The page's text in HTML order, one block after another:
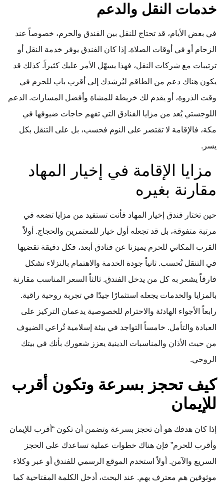
خدمات النقل والدعم
في بعض الأيام، قد تحتاج للنقل بين الفندق والحرم، خصوصاً عند
الزحام أو في أوقات الصلاة. إذا كان الفندق يوفر خدمة النقل أو
ترتيبات مع شركات النقل، فهذا يسهّل الأمر عليك كثيراً. كذلك قد
يكون هناك دعم من الطاقم ليُرشدك إلى أقرب باب للحرم في
وقت الذروة، أو يقدم لك خريطة للمشاة وأفضل المسارات. الدعم
اللوجستي يُعد من مزايا الفنادق التي تفهم حاجات ضيوفها في
مكة، فالإقامة لا تقتصر على النوم فحسب، بل على التنقل بكل
يسر.
مزايا الإقامة في إخيار المهاد
مقارنة بغيره
حين تختار فندق إخيار المهاد فأنت تستفيد من مزايا تضعه في
مرتبة متفوقة، بل قد تجعله أول خيار للمعتمرين والحجاج. أولاً
القرب المكاني للحرم يميزنا عن فنادق أبعد، فكل دقيقة تقضيها
في التنقل تُحسب. ثانياً جودة الخدمة والاهتمام بالنزلاء تشكل
فارقاً يشعر به كل من يدخل الفندق. ثالثاً السعر المناسب مقارنة
بالمزايا والخدمات يجعله استثمارًا جيدًا في تجربة روحية راقية.
رابعاً الأجواء الهادئة والاحترام للخصوصية يدعمان التركيز على
العبادة والتأمل. خامساً التواجد في بيئة إسلامية تُراعي الضيوف
من حيث الأذان والمناسبات الدينية يعزز شعورك بأنك في بيتك
الروحي.
كيف تحجز بسرعة وتكون أقرب
للإيمان
إذا كان هدفك هو أن تحجز بسرعة وتضمن أن تكون “أقرب للإيمان
وأقرب للحرم” فإن هناك خطوات عملية تساعدك على الحجز
السريع والآمن. أولاً استخدم الموقع الرسمي للفندق أو عبر وكلاء
موثوقين هم معترف بهم. عند البحث، أدخل الكلمة المفتاحية كما